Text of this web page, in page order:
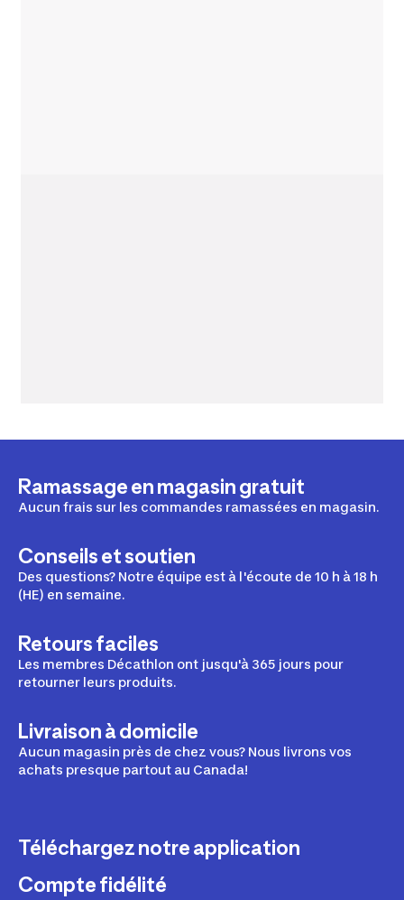
Ramassage en magasin gratuit
Aucun frais sur les commandes ramassées en magasin.
Conseils et soutien
Des questions? Notre équipe est à l'écoute de 10 h à 18 h
(HE) en semaine.
Retours faciles
Les membres Décathlon ont jusqu'à 365 jours pour
retourner leurs produits.
Livraison à domicile
Aucun magasin près de chez vous? Nous livrons vos
achats presque partout au Canada!
Téléchargez notre application
Compte fidélité